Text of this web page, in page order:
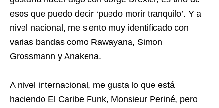
esos que puedo decir ‘puedo morir tranquilo’. Y a
nivel nacional, me siento muy identificado con
varias bandas como Rawayana, Simon
Grossmann y Anakena.
A nivel internacional, me gusta lo que está
haciendo El Caribe Funk, Monsieur Periné, pero